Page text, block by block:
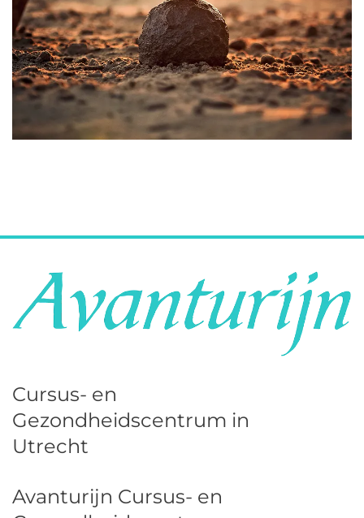
Cursus- en
Gezondheidscentrum in
Utrecht
Avanturijn Cursus- en